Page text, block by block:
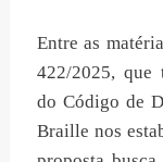
Entre as
422/2025, que
do Código de
Braille nos